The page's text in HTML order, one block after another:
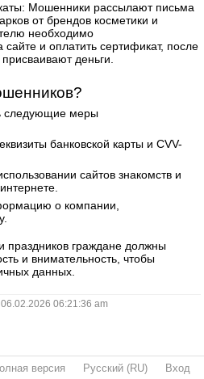
Мошенники рассылают письма
от брендов косметики и
необходимо
сайте и оплатить сертификат, после
деньги.
следующие меры
банковской карты и CVV-
сайтов знакомств и
о компании,
праздников граждане должны
и внимательность, чтобы
данных.
06:21:36 am
версия Русский (RU) Вход